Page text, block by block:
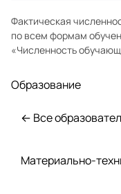
Фактическая
по всем формам
«Численность
Образование
← Все
Материально-